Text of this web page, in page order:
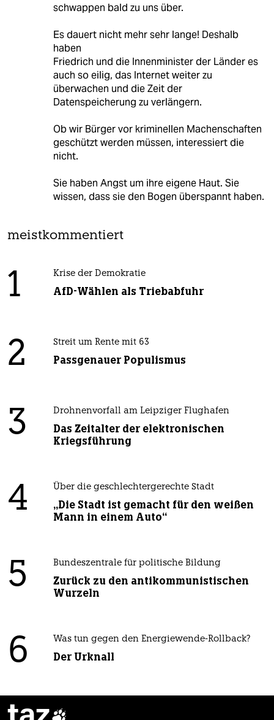
schwappen bald zu uns über.
Es dauert nicht mehr sehr lange! Deshalb
haben
Friedrich und die Innenminister der Länder es
auch so eilig, das Internet weiter zu
überwachen und die Zeit der
Datenspeicherung zu verlängern.
Ob wir Bürger vor kriminellen Machenschaften
geschützt werden müssen, interessiert die
nicht.
Sie haben Angst um ihre eigene Haut. Sie
wissen, dass sie den Bogen überspannt haben.
meistkommentiert
1 Krise der Demokratie
AfD-Wählen als Triebabfuhr
2 Streit um Rente mit 63
Passgenauer Populismus
3 Drohnenvorfall am Leipziger Flughafen
Das Zeitalter der elektronischen
Kriegsführung
4 Über die geschlechtergerechte Stadt
„Die Stadt ist gemacht für den weißen
Mann in einem Auto“
5 Bundeszentrale für politische Bildung
Zurück zu den antikommunistischen
Wurzeln
6 Was tun gegen den Energiewende-Rollback?
Der Urknall